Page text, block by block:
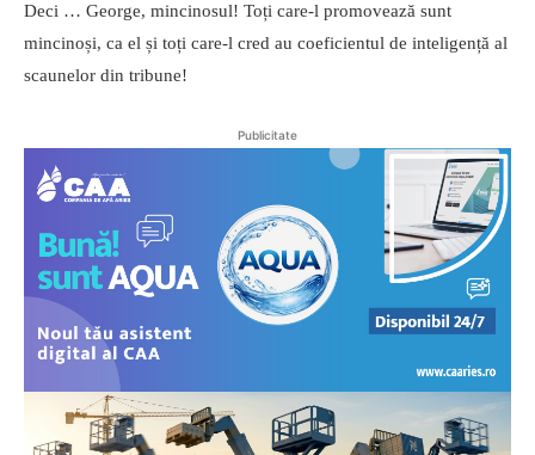
Deci … George, mincinosul! Toți care-l promovează sunt
mincinoși, ca el și toți care-l cred au coeficientul de inteligență al
scaunelor din tribune!
Publicitate